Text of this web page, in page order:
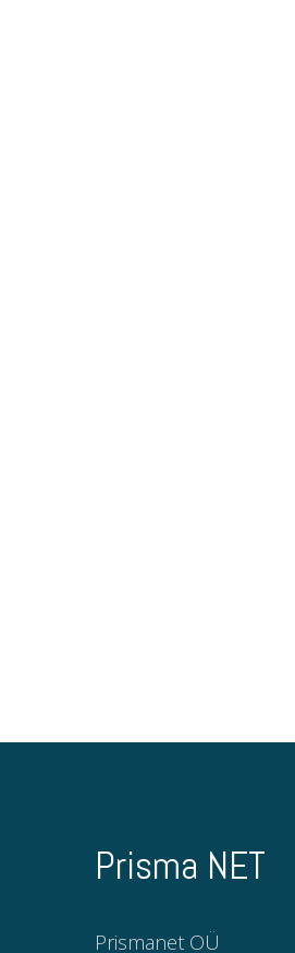
Prisma NET
Prismanet OÜ